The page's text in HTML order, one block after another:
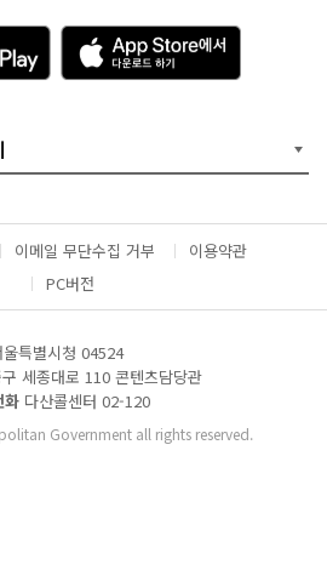
A
p
p
e
서
다
운
드
이메일 무단수집 거부
이용약관
PC버전
울특별시청 04524
세종대로 110 콘텐츠담당관
화 다산콜센터 02-120
Government all rights reserved.